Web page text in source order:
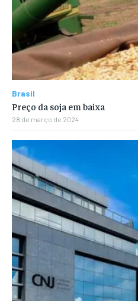
Brasil
Preço da soja em baixa
28 de março de 2024